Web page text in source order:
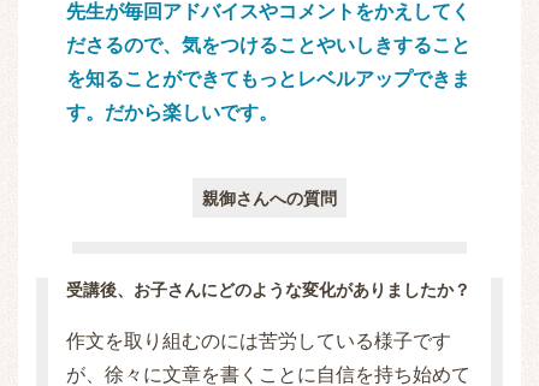
先生が毎回アドバイスやコメントをかえしてく
ださるので、気をつけることやいしきすること
を知ることができてもっとレベルアップできま
す。だから楽しいです。
親御さんへの質問
受講後、お子さんにどのような変化がありましたか？
作文を取り組むのには苦労している様子です
が、徐々に文章を書くことに自信を持ち始めて